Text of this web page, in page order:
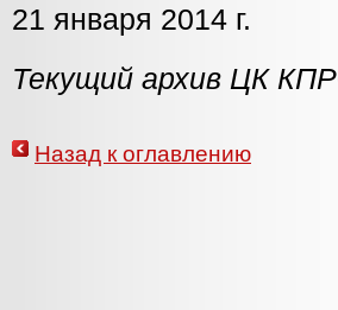
21 января 2014 г.
Текущий архив ЦК
Назад к оглавлению